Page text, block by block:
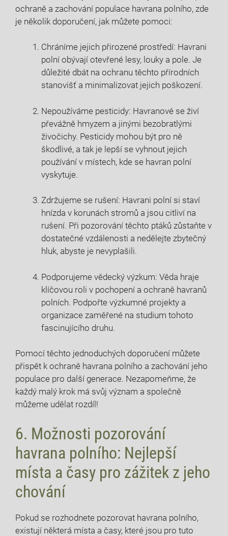
ochraně a zachování populace havrana polního, zde
je několik doporučení, jak můžete pomoci:
Chráníme jejich přirozené prostředí: Havrani
polní obývají otevřené lesy, louky a pole. Je
důležité dbát na ochranu těchto přírodních
stanovišť a minimalizovat jejich poškození.
Nepoužíváme pesticidy: Havranové se živí
převážně hmyzem a jinými bezobratlými
živočichy. Pesticidy mohou být pro ně
škodlivé, a tak je lepší se vyhnout jejich
používání v místech, kde se havran polní
vyskytuje.
Zdržujeme se rušení: Havrani polní si staví
hnízda v korunách stromů a jsou citliví na
rušení. Při pozorování těchto ptáků zůstaňte v
dostatečné vzdálenosti a nedělejte zbytečný
hluk, abyste je nevyplašili.
Podporujeme vědecký výzkum: Věda hraje
klíčovou roli v pochopení a ochraně havranů
polních. Podpořte výzkumné projekty a
organizace zaměřené na studium tohoto
fascinujícího druhu.
Pomocí těchto jednoduchých doporučení můžete
přispět k ochraně havrana polního a zachování jeho
populace pro další generace. Nezapomeňme, že
každý malý krok má svůj význam a společně
můžeme udělat rozdíl!
6. Možnosti pozorování
havrana polního: Nejlepší
místa a časy pro zážitek z jeho
chování
Pokud se rozhodnete pozorovat havrana polního,
existují některá místa a časy, které jsou pro tuto